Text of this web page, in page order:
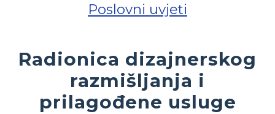
Poslovni uvjeti
Radionica dizajnerskog
razmišljanja i
prilagođene usluge